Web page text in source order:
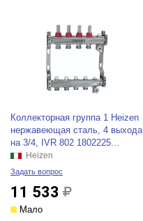
Коллекторная группа 1 Heizen
нержавеющая сталь, 4 выхода
на 3/4, IVR 802 1802225...
Heizen
Задать вопрос
11 533
Мало